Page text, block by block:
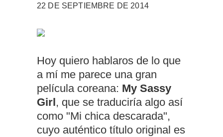
22 DE SEPTIEMBRE DE 2014
Hoy quiero hablaros de lo que
a mí me parece una gran
película coreana: My Sassy
Girl, que se traduciría algo así
como "Mi chica descarada",
cuyo auténtico título original es